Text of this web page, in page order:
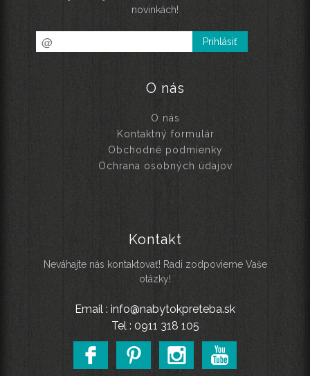
novinkách!
Prihlásiť
O nás
O nás
Kontaktný formulár
Obchodné podmienky
Ochrana osobných údajov
Kontakt
Neváhajte nás kontaktovať! Radi zodpovieme Vaše
otázky!
Email : info@nabytokpreteba.sk
Tel : 0911 318 105